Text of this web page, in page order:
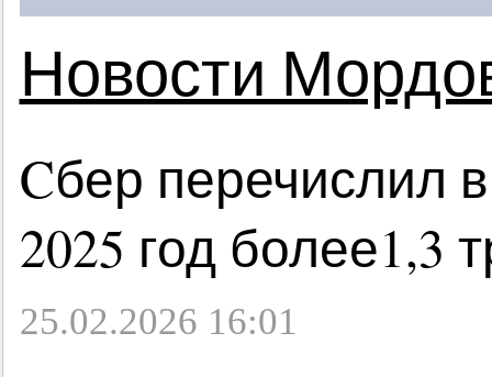
Новости
Cбер перечислил
2025 год более1,3
25.02.2026 16:01